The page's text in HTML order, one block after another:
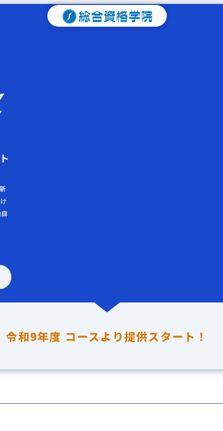
令和9年度 コースより提供スタート！